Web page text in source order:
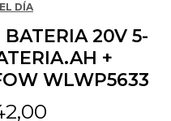
DÍA
BATERIA 20V 5-
+
WLWP5633